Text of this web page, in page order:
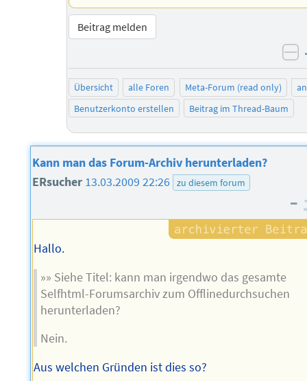
Beitrag melden
Übersicht alle Foren Meta-Forum (read only)
Benutzerkonto erstellen
Beitrag im Thread-Baum
Kann man das Forum-Archiv herunterladen?
ERsucher 13.03.2009 22:26 zu diesem forum
–
Hallo.
»» Siehe Titel: kann man irgendwo das gesamte
Selfhtml-Forumsarchiv zum Offlinedurchsuchen
herunterladen?
Nein.
Aus welchen Gründen ist dies so?